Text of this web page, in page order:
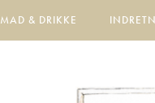
MAD & DRIKKE